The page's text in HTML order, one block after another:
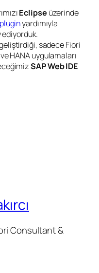
Eclipse üzerinde
pluginyardımıyla
sadece Fiori
HANA uygulamaları
SAP Web IDE
Consultant &